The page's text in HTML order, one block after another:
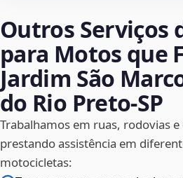
Outros Serviços
para Motos que
Jardim São
do Rio Preto‑SP
Trabalhamos em ruas, rodovias
prestando assistência em
motocicletas: